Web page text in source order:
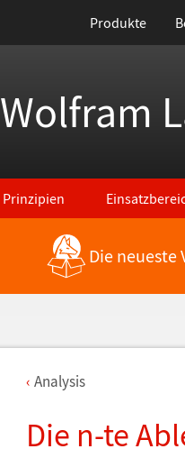
Produkte
Wolfram
Prinzipien
Die neueste
Analysis
Die n-te